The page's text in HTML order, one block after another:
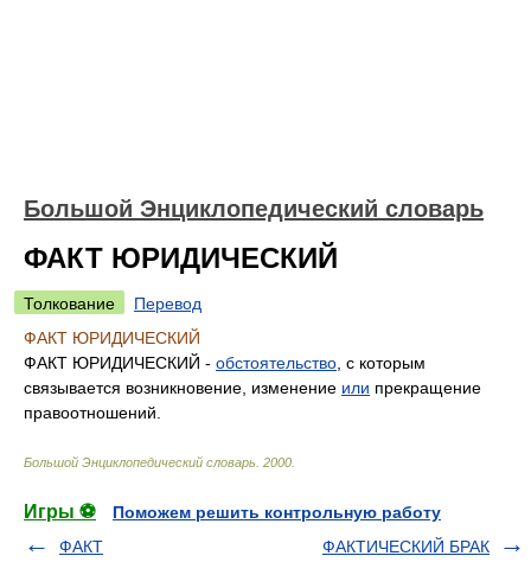
Большой Энциклопедический словарь
ФАКТ ЮРИДИЧЕСКИЙ
Толкование
Перевод
ФАКТ ЮРИДИЧЕСКИЙ
ФАКТ ЮРИДИЧЕСКИЙ - обстоятельство , с которым
связывается возникновение, изменение или прекращение
правоотношений.
Большой Энциклопедический словарь 2000
Игры ⚽
Поможем решить контрольную работу
ФАКТ
ФАКТИЧЕСКИЙ БРАК